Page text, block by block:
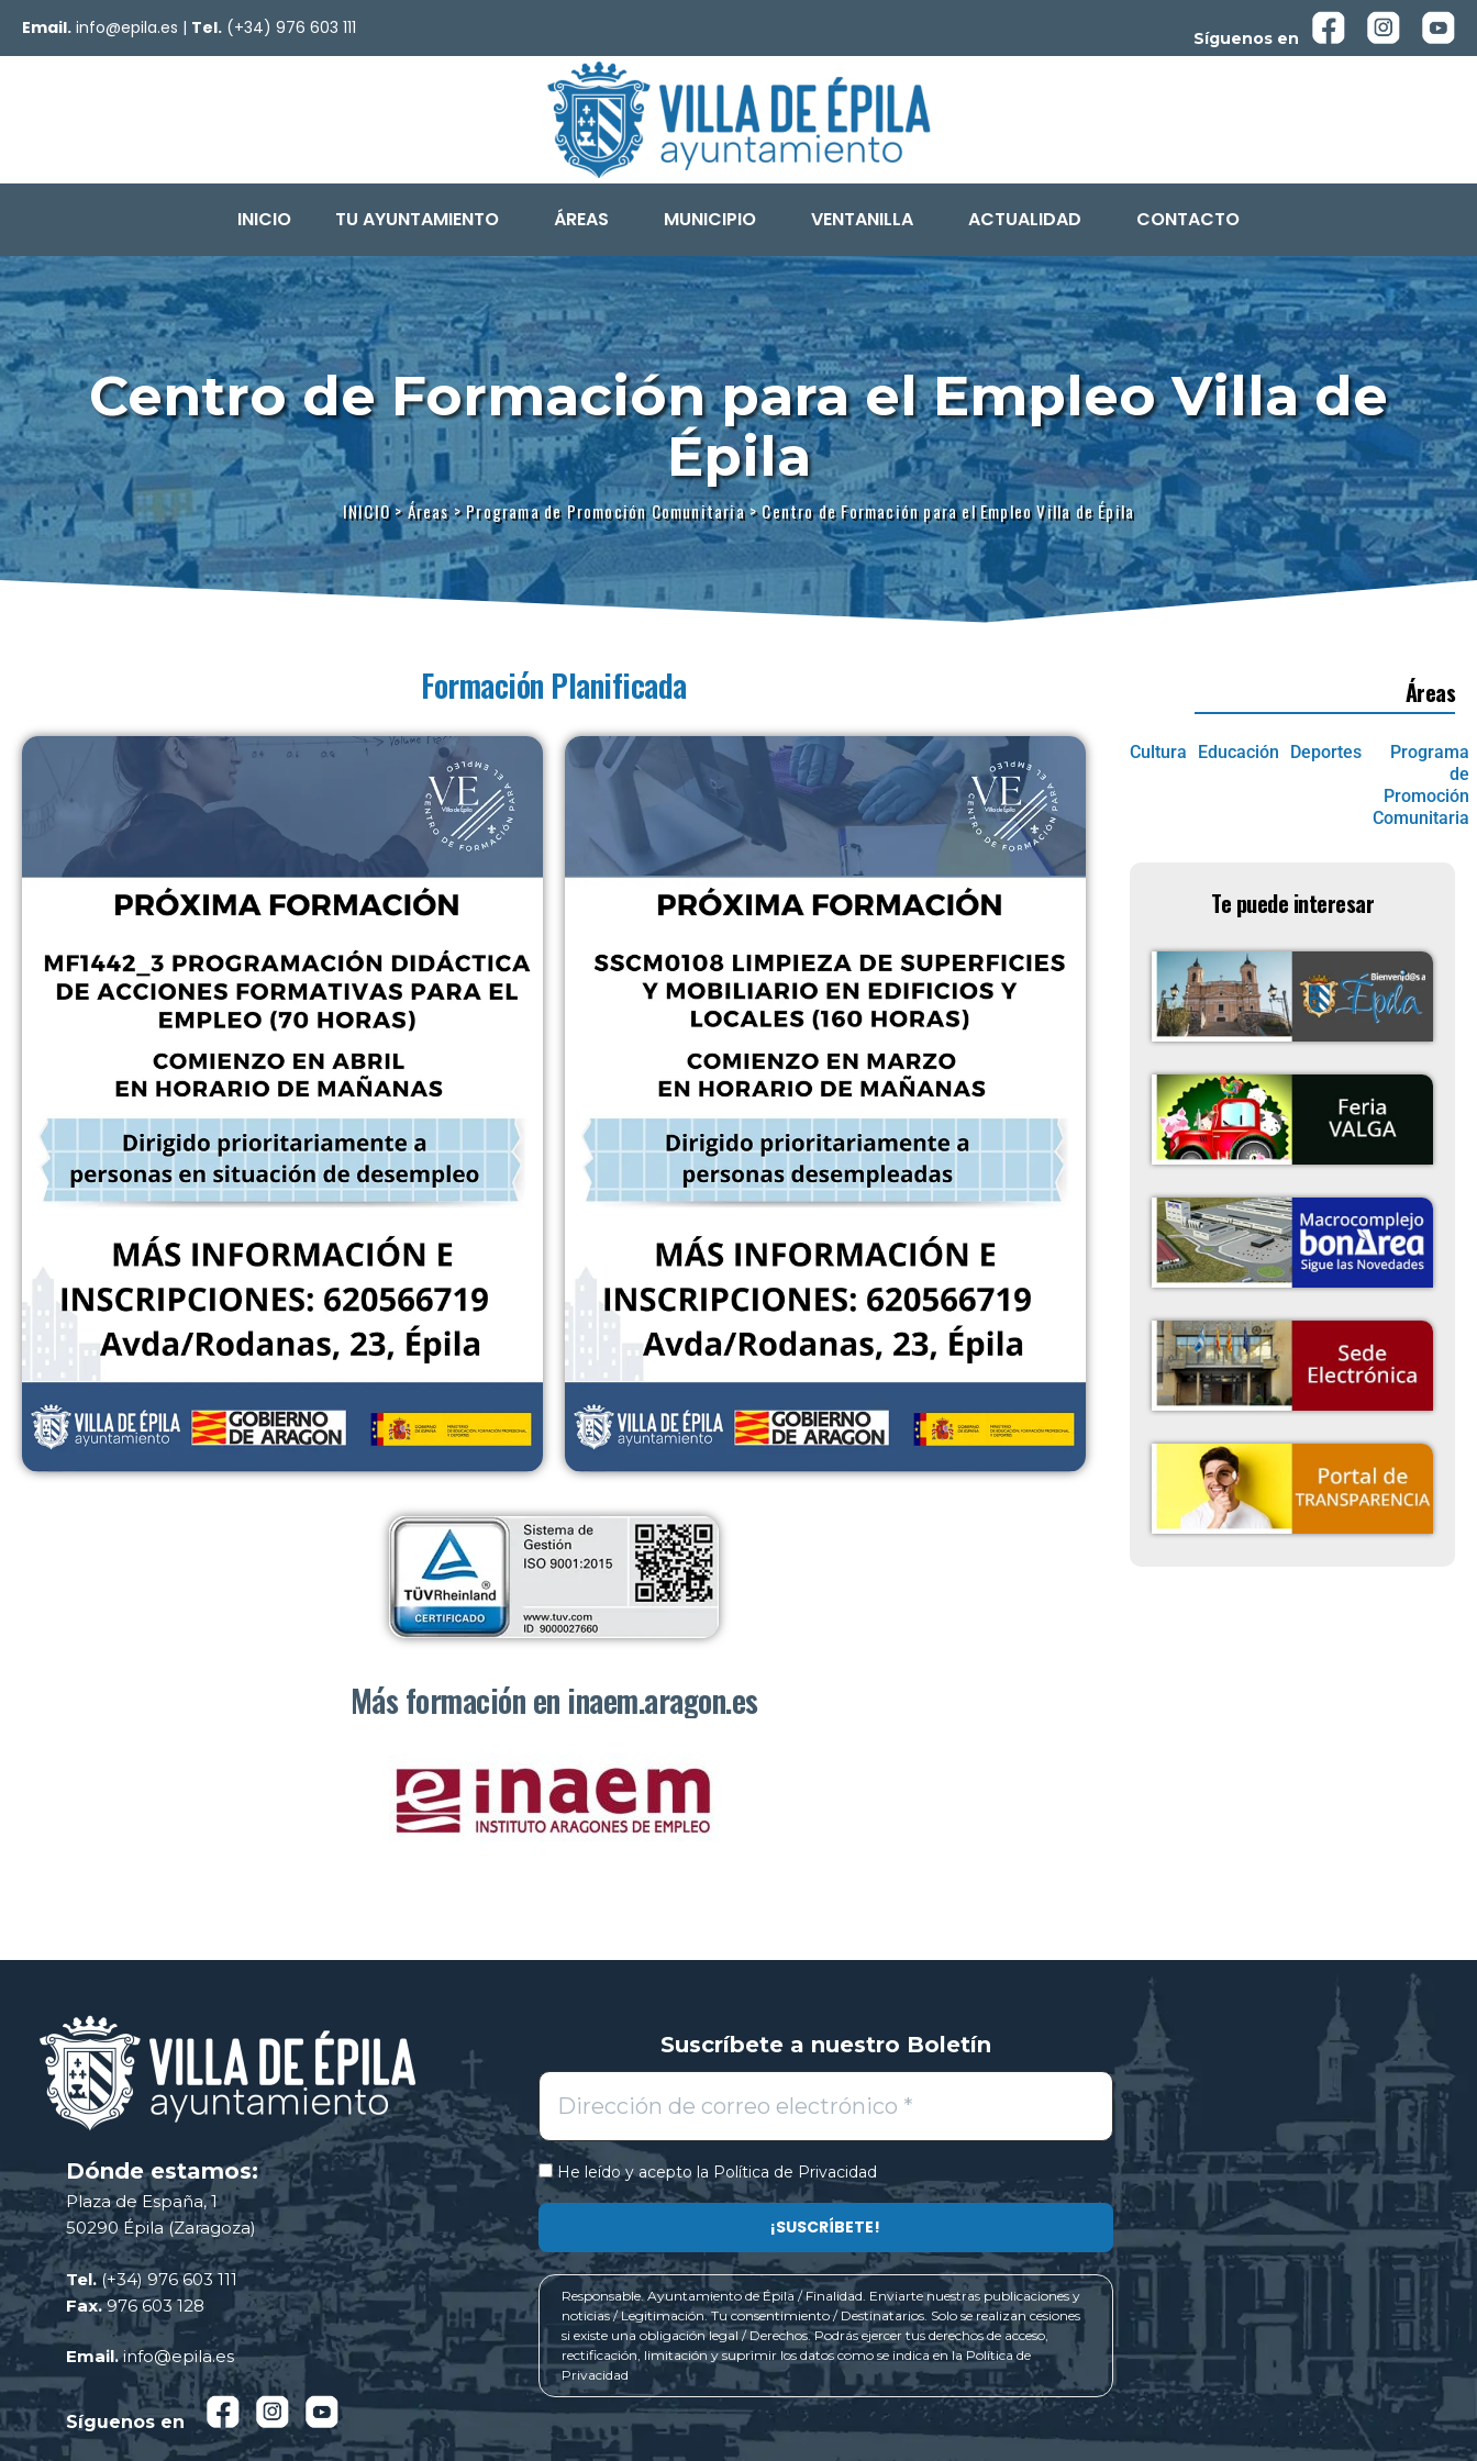
Email. info@epila.es | Tel. (+34) 976 603 111 Síguenos en
INICIO TU AYUNTAMIENTO ÁREAS MUNICIPIO VENTANILLA ACTUALIDAD CONTACTO
Centro de Formación para el Empleo Villa de
Épila
INICIO>Áreas>Programa de Promoción Comunitaria>Centro de Formación para el Empleo Villa de Épila
Formación Planificada
Más formación en inaem.aragon.es
Áreas
Cultura Educación Deportes
Programa
de
Promoción
Comunitaria
Te puede interesar
Dónde estamos:
Plaza de España, 1
50290 Épila (Zaragoza)
Tel. (+34) 976 603 111
Fax.976 603 128
Email.info@epila.es
Síguenos en
Suscríbete a nuestro Boletín
He leído y acepto la Política de Privacidad
Responsable. Ayuntamiento de Épila / Finalidad. Enviarte nuestras publicaciones y
noticias / Legitimación. Tu consentimiento / Destinatarios. Solo se realizan cesiones
si existe una obligación legal / Derechos. Podrás ejercer tus derechos de acceso,
rectificación, limitación y suprimir los datos como se indica en laPolítica de
Privacidad